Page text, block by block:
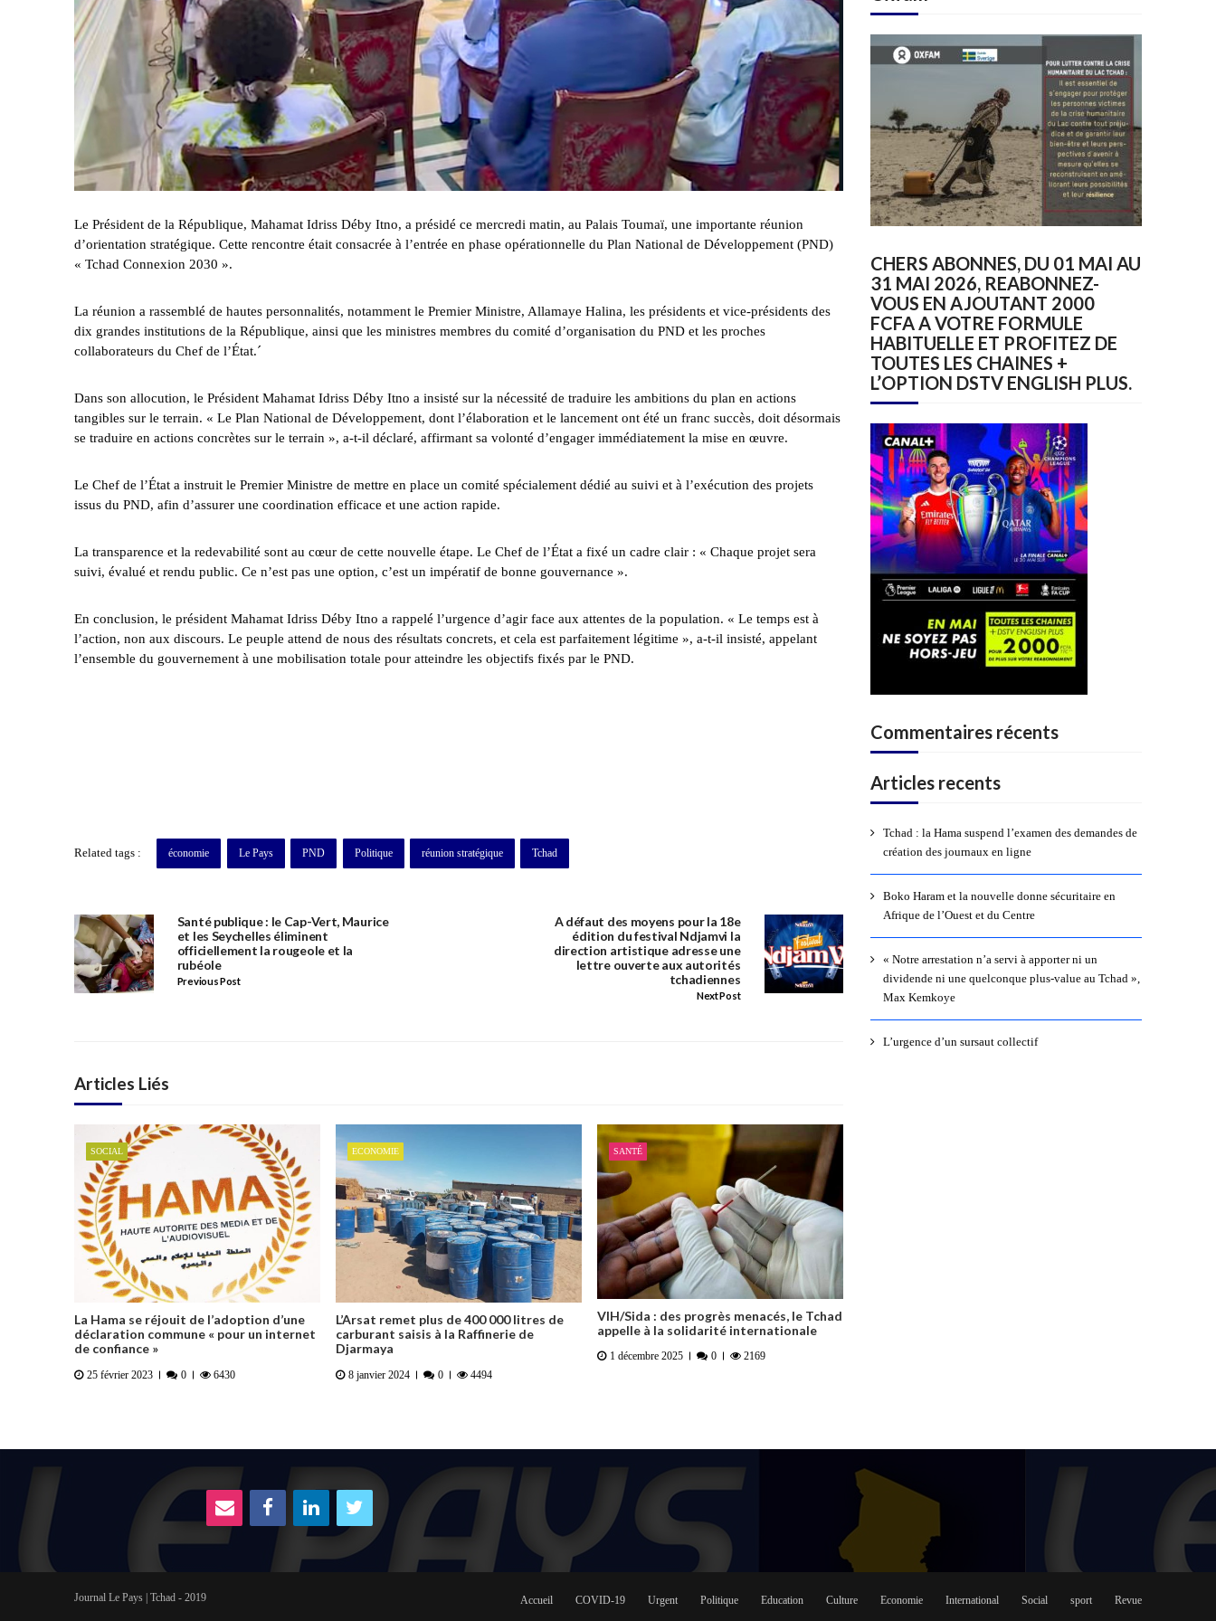
Le Président de la République, Mahamat Idriss Déby Itno, a présidé ce mercredi matin, au Palais Toumaï, une importante réunion
d’orientation stratégique. Cette rencontre était consacrée à l’entrée en phase opérationnelle du Plan National de Développement (PND)
« Tchad Connexion 2030 ».
La réunion a rassemblé de hautes personnalités, notamment le Premier Ministre, Allamaye Halina, les présidents et vice-présidents des
dix grandes institutions de la République, ainsi que les ministres membres du comité d’organisation du PND et les proches
collaborateurs du Chef de l’État.´
Dans son allocution, le Président Mahamat Idriss Déby Itno a insisté sur la nécessité de traduire les ambitions du plan en actions
tangibles sur le terrain. « Le Plan National de Développement, dont l’élaboration et le lancement ont été un franc succès, doit désormais
se traduire en actions concrètes sur le terrain », a-t-il déclaré, affirmant sa volonté d’engager immédiatement la mise en œuvre.
Le Chef de l’État a instruit le Premier Ministre de mettre en place un comité spécialement dédié au suivi et à l’exécution des projets
issus du PND, afin d’assurer une coordination efficace et une action rapide.
La transparence et la redevabilité sont au cœur de cette nouvelle étape. Le Chef de l’État a fixé un cadre clair : « Chaque projet sera
suivi, évalué et rendu public. Ce n’est pas une option, c’est un impératif de bonne gouvernance ».
En conclusion, le président Mahamat Idriss Déby Itno a rappelé l’urgence d’agir face aux attentes de la population. « Le temps est à
l’action, non aux discours. Le peuple attend de nous des résultats concrets, et cela est parfaitement légitime », a-t-il insisté, appelant
l’ensemble du gouvernement à une mobilisation totale pour atteindre les objectifs fixés par le PND.
Related tags : économie Le Pays PND Politique réunion stratégique Tchad
Santé publique : le Cap-Vert, Maurice
et les Seychelles éliminent
officiellement la rougeole et la
rubéole
Previous Post
A défaut des moyens pour la 18e
édition du festival Ndjamvi la
direction artistique adresse une
lettre ouverte aux autorités
tchadiennes
Next Post
Articles Liés
SOCIAL
La Hama se réjouit de l’adoption d’une
déclaration commune « pour un internet
de confiance »
25 février 2023 0 6430
ECONOMIE
L’Arsat remet plus de 400 000 litres de
carburant saisis à la Raffinerie de
Djarmaya
8 janvier 2024 0 4494
SANTÉ
VIH/Sida : des progrès menacés, le Tchad
appelle à la solidarité internationale
1 décembre 2025 0 2169
CHERS ABONNES, DU 01 MAI AU
31 MAI 2026, REABONNEZ-
VOUS EN AJOUTANT 2000
FCFA A VOTRE FORMULE
HABITUELLE ET PROFITEZ DE
TOUTES LES CHAINES +
L’OPTION DSTV ENGLISH PLUS.
Commentaires récents
Articles recents
Tchad : la Hama suspend l’examen des demandes de
création des journaux en ligne
Boko Haram et la nouvelle donne sécuritaire en
Afrique de l’Ouest et du Centre
« Notre arrestation n’a servi à apporter ni un
dividende ni une quelconque plus-value au Tchad »,
Max Kemkoye
L’urgence d’un sursaut collectif
Journal Le Pays | Tchad - 2019 Accueil COVID-19 Urgent Politique Education Culture Economie International Social sport Revue